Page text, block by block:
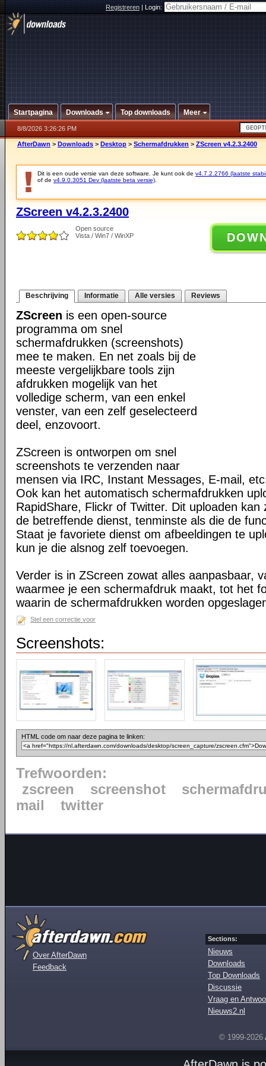
Registreren|Login:
Startpagina Downloads Top downloads Meer
8/8/2026 3:26:26 PM
AfterDawn > Downloads > Desktop > Schermafdrukken > ZScreen v4.2.3.2400
Dit is een oude versie van deze software. Je kunt ook de v4.7.2.2766 (laatste
of de v4.9.0.3051 Dev (laatste beta versie)
ZScreen v4.2.3.2400
Open source
Vista / Win7 / WinXP
Beschrijving Informatie Alle versies Reviews
ZScreen is een open-source
programma om snel
schermafdrukken (screenshots)
mee te maken. En net zoals bij de
meeste vergelijkbare tools zijn
afdrukken mogelijk van het
volledige scherm, van een enkel
venster, van een zelf geselecteerd
deel, enzovoort.
ZScreen is ontworpen om snel
screenshots te verzenden naar
mensen via IRC, Instant Messages, E-mail,
Ook kan het automatisch schermafdrukken
RapidShare, Flickr of Twitter. Dit uploaden
de betreffende dienst, tenminste als die de
Staat je favoriete dienst om afbeeldingen te
kun je die alsnog zelf toevoegen.
Verder is in ZScreen zowat alles aanpasbaar,
waarmee je een schermafdruk maakt, tot het
waarin de schermafdrukken worden
Stel een correctie voor
Screenshots:
HTML code om naar deze pagina te linken:
Trefwoorden:
zscreen
screenshot
mail
twitter
Over AfterDawn
Feedback
Sections:
Nieuws
Downloads
Top Downloads
Discussie
Vraag en
Nieuws2.nl
© 1999-2026